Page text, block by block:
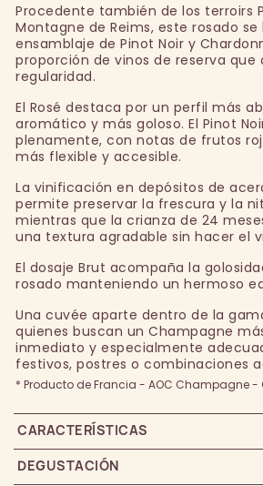
Procedente también de los terroirs
Montagne de Reims, este rosado se
ensamblaje de Pinot Noir y
proporción de vinos de reserva que
regularidad.
El Rosé destaca por un perfil más
aromático y más goloso. El Pinot
plenamente, con notas de frutos
más flexible y accesible.
La vinificación en depósitos de
permite preservar la frescura y la
mientras que la crianza de 24
una textura agradable sin hacer el
El dosaje Brut acompaña la
rosado manteniendo un hermoso
Una cuvée aparte dentro de la
quienes buscan un Champagne
inmediato y especialmente
festivos, postres o combinaciones
* Producto de Francia - AOC Champagne -
CARACTERÍSTICAS
DEGUSTACIÓN